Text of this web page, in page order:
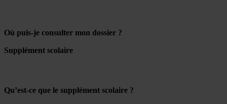
Où puis-je consulter mon dossier ?
Supplément scolaire
Qu’est-ce que le supplément scolaire ?